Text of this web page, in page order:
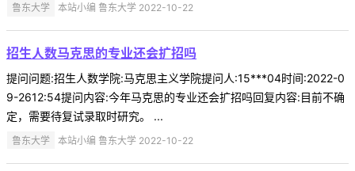
鲁东大学 本站小编 鲁东大学 2022-10-22
招生人数马克思的专业还会扩招吗
提问问题:招生人数学院:马克思主义学院提问人:15***04时间:2022-0
9-2612:54提问内容:今年马克思的专业还会扩招吗回复内容:目前不确
定，需要待复试录取时研究。 ...
鲁东大学 本站小编 鲁东大学 2022-10-22